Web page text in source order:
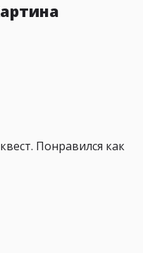
Понравился как